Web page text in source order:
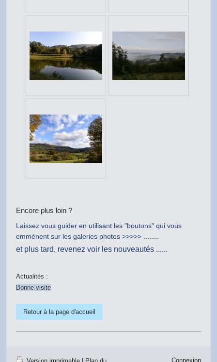
Encore plus loin ?
Laissez vous guider en utilisant les "boutons" qui vous
emmènent sur les galeries photos >>>>> ........
et plus tard, revenez voir les nouveautés ......
Actualités :
Bonne visite
Retour à la page d'accueil
Connexion